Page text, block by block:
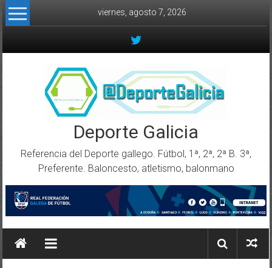
Skip to content
viernes, agosto 7, 2026
Deporte Galicia
Referencia del Deporte gallego. Fútbol, 1ª, 2ª, 2ª B. 3ª,
Preferente. Baloncesto, atletismo, balonmano